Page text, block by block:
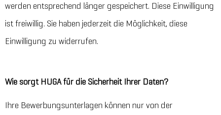
werden entsprechend länger gespeichert. Diese Einwilligung
ist freiwillig. Sie haben jederzeit die Möglichkeit, diese
Einwilligung zu widerrufen.
Wie sorgt HUGA für die Sicherheit Ihrer Daten?
Ihre Bewerbungsunterlagen können nur von der